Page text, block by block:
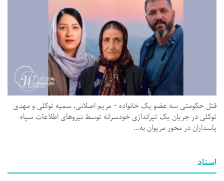
قتل حکومتی سه عضو یک خانواده - مریم اصلانی، سمیه توکلی و مهدی
توکلی در جریان یک تیراندازی خودسرانه توسط نیروهای اطلاعات سپاه
پاسداران در محور مریوان به...
اسناد